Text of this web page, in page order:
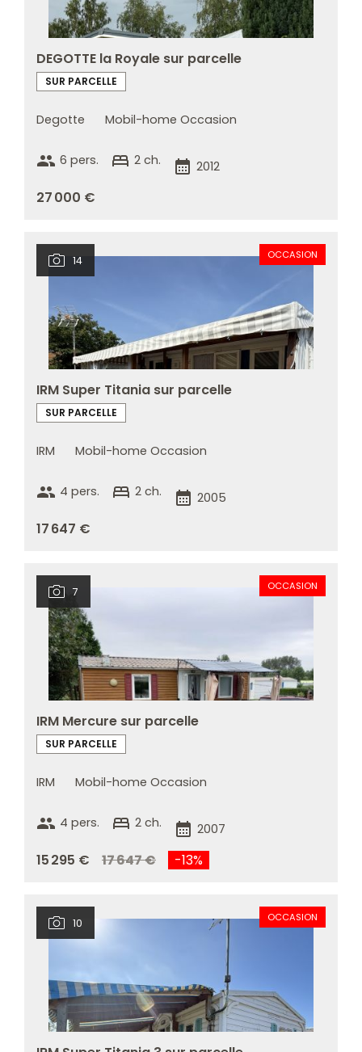
DEGOTTE la Royale sur parcelle
SUR PARCELLE
Degotte Mobil-home Occasion
group 6 pers. bed 2 ch. calendar_month 2012
27 000 €
14 OCCASION
IRM Super Titania sur parcelle
SUR PARCELLE
IRM Mobil-home Occasion
group 4 pers. bed 2 ch. calendar_month 2005
17 647 €
7 OCCASION
IRM Mercure sur parcelle
SUR PARCELLE
IRM Mobil-home Occasion
group 4 pers. bed 2 ch. calendar_month 2007
15 295 € 17 647 € -13%
10 OCCASION